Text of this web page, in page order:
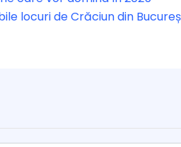
locuri de Crăciun din